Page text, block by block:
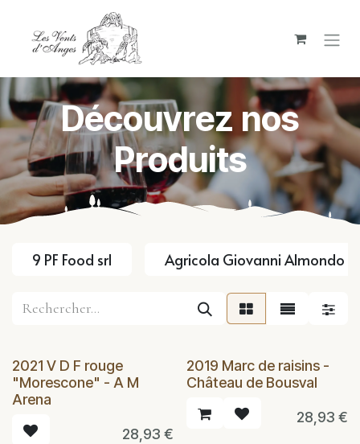
Se rendre au contenu
Découvrez nos
Produits
9 PF Food srl Agricola Giovanni Almondo
2021 V D F rouge
"Morescone" - A M
Arena
28,93 €
2019 Marc de raisins -
Château de Bousval
28,93 €